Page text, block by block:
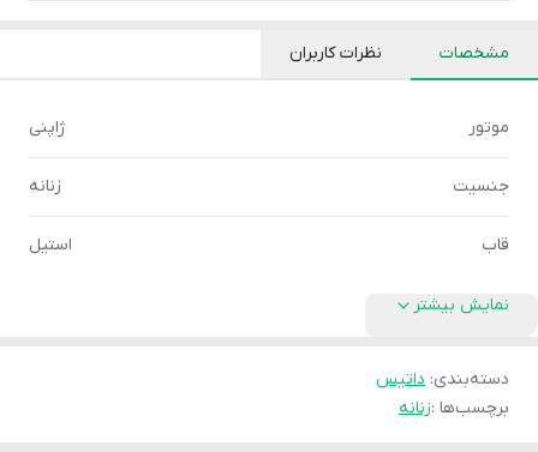
مشخصات نظرات کاربران
موتور ژاپنی
جنسیت زنانه
قاب استیل
نمایش بیشتر
دسته‌بندی: داتیس
برچسب‌ها :زنانه